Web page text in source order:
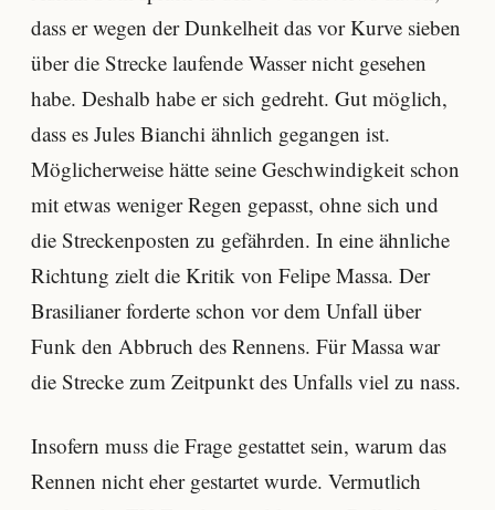
dass er wegen der Dunkelheit das vor Kurve sieben
über die Strecke laufende Wasser nicht gesehen
habe. Deshalb habe er sich gedreht. Gut möglich,
dass es Jules Bianchi ähnlich gegangen ist.
Möglicherweise hätte seine Geschwindigkeit schon
mit etwas weniger Regen gepasst, ohne sich und
die Streckenposten zu gefährden. In eine ähnliche
Richtung zielt die Kritik von Felipe Massa. Der
Brasilianer forderte schon vor dem Unfall über
Funk den Abbruch des Rennens. Für Massa war
die Strecke zum Zeitpunkt des Unfalls viel zu nass.
Insofern muss die Frage gestattet sein, warum das
Rennen nicht eher gestartet wurde. Vermutlich